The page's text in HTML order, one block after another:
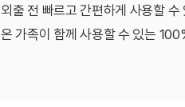
외출 전 빠르고 간편하게 사용할 수
온 가족이 함께 사용할 수 있는